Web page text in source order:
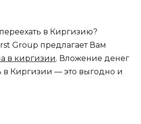
в Киргизию?
Group предлагает Вам
в киргизии. Вложение денег
Киргизии — это выгодно и